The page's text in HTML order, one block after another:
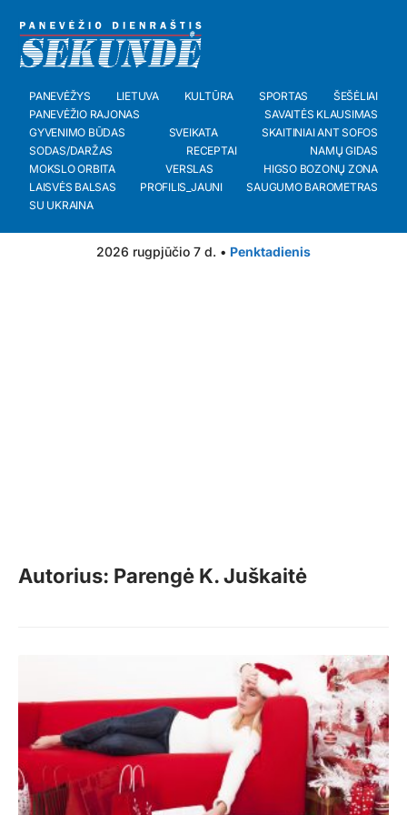
PANEVĖŽYS LIETUVA KULTŪRA SPORTAS
ŠEŠĖLIAI
PANEVĖŽIO RAJONAS
SAVAITĖS KLAUSIMAS
GYVENIMO BŪDAS
SVEIKATA
SKAITINIAI ANT SOFOS
SODAS/DARŽAS
RECEPTAI
NAMŲ GIDAS
MOKSLO ORBITA
VERSLAS
HIGSO BOZONŲ ZONA
LAISVĖS BALSAS
PROFILIS_JAUNI
SAUGUMO BAROMETRAS
SU UKRAINA
2026 rugpjūčio 7 d. • Penktadienis
Autorius: Parengė K. Juškaitė